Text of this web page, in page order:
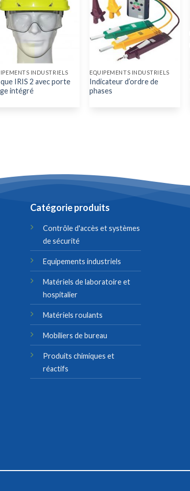
INDUSTRIELS
IRIS 2 avec porte
intégré
EQUIPEMENTS INDUSTRIELS
Indicateur d’ordre de
phases
Catégorie produits
Contrôle d'accès et systèmes
de sécurité
Equipements industriels
Matériels de laboratoire et
hospitalier
Matériels roulants
Mobiliers de bureau
Produits chimiques et
réactifs